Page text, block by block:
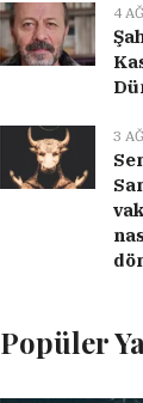
4
3
Popüler